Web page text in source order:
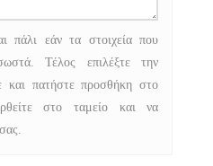
πάλι εάν τα στοιχεία που
Τέλος επιλέξτε την
και πατήστε προσθήκη στο
στο ταμείο και να